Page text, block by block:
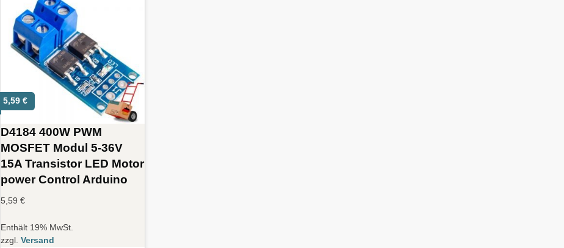
5,59€
D4184 400W PWM
MOSFET Modul 5-36V
15A Transistor LED Motor
power Control Arduino
5,59€
Enthält 19% MwSt.
zzgl.Versand